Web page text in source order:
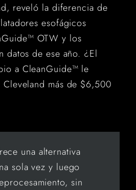
reveló la diferencia de
esofágicos
OTW y los
datos de ese año. ¿El
a CleanGuide™ le
más de $6,500
una alternativa
sola vez y luego
sin